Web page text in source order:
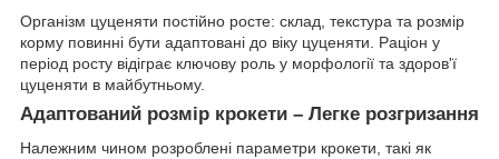
Організм цуценяти постійно росте: склад, текстура та розмір
корму повинні бути адаптовані до віку цуценяти. Раціон у
період росту відіграє ключову роль у морфології та здоров'ї
цуценяти в майбутньому.
Адаптований розмір крокети – Легке розгризання
Належним чином розроблені параметри крокети, такі як